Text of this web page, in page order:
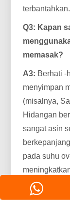
terbantahkan.
Q3: Kapan
memasak?
A3: Berhati -
menyimpan
(misalnya,
Hidangan
sangat asin
pada suhu
Q4: Dapat